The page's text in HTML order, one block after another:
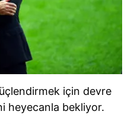
için devre
heyecanla bekliyor.